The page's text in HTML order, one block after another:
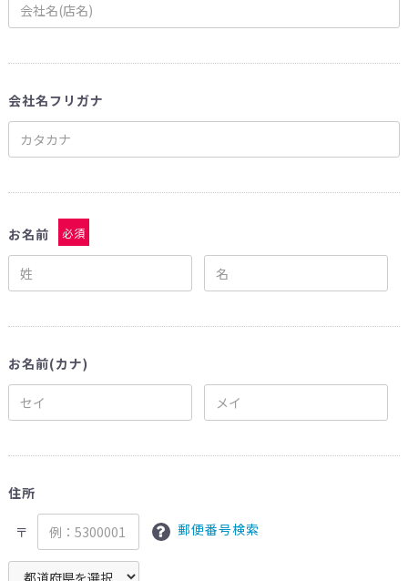
会社名フリガナ
お名前 必須
お名前(カナ)
住所
〒 郵便番号検索